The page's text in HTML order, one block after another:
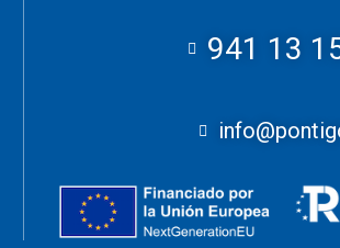
941 13